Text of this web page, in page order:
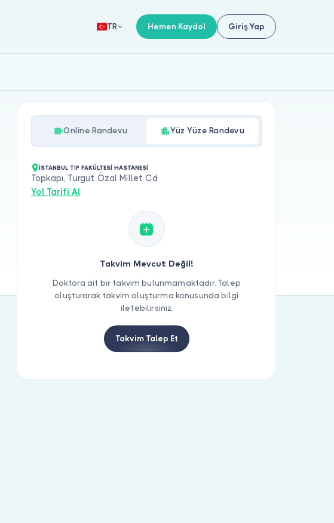
TR Hemen Kaydol Giriş Yap
Online Randevu Yüz Yüze Randevu
İSTANBUL TIP FAKÜLTESİ HASTANESİ
Topkapı, Turgut Özal Millet Cd
Yol Tarifi Al
Takvim Mevcut Değil!
Doktora ait bir takvim bulunmamaktadır. Talep
oluşturarak takvim oluşturma konusunda bilgi
iletebilirsiniz.
Takvim Talep Et